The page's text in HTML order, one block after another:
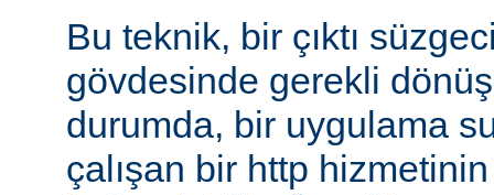
Bu teknik, bir çıktı
gövdesinde gerekli
durumda, bir uygulama
çalışan bir http